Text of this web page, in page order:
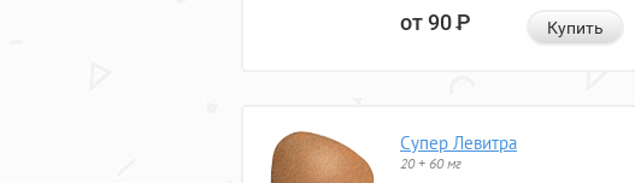
от 90Р Купить
Супер Левитра
20 + 60 мг